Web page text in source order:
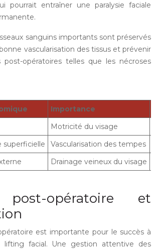
pourrait entraîner une paralysie faciale
sanguins importants sont préservés
vascularisation des tissus et prévenir
post-opératoires telles que les nécroses
Importance
Motricité du visage
superficielle
Vascularisation des tempes
Drainage veineux du visage
post-opératoire et
est importante pour le succès à
lifting facial. Une gestion attentive des